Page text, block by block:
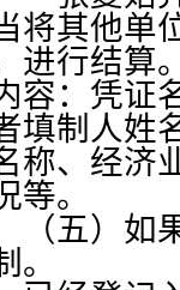
将其他单
进行结算
容：凭证
填制人姓
称、经济
等。
五）如果
。